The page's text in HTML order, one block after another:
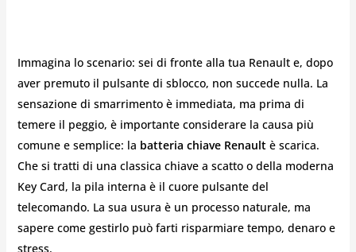
Immagina lo scenario: sei di fronte alla tua Renault e, dopo
aver premuto il pulsante di sblocco, non succede nulla. La
sensazione di smarrimento è immediata, ma prima di
temere il peggio, è importante considerare la causa più
comune e semplice: la batteria chiave Renaultè scarica.
Che si tratti di una classica chiave a scatto o della moderna
Key Card, la pila interna è il cuore pulsante del
telecomando. La sua usura è un processo naturale, ma
sapere come gestirlo può farti risparmiare tempo, denaro e
stress.